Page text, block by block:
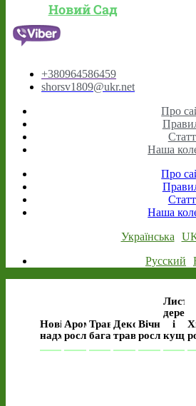
Новий Сад
+380964586459
shorsv1809@ukr.net
Про
Наша
Про
Наша
Українська
Русский
Нові
надходження
Ароматичні
рослини
Трав’янисті
багаторічні
Декоративні
трави
Вічнозелені
рослини
дерева
і
кущі